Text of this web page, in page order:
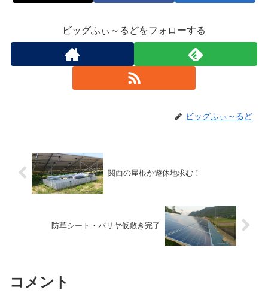
ビッグふぃ～るどをフォローする
ビッグふぃ～るど
関西の屋根か遊休地求む！
防草シート・バリヤ仮敷き完了
コメント